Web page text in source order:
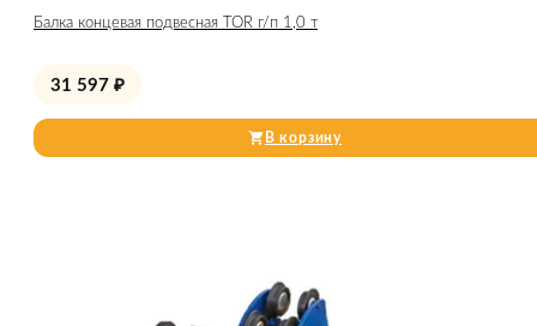
Балка концевая подвесная TOR г/п 1,0 т
31 597 ₽
В корзину